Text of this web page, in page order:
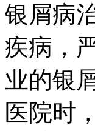
银屑病
疾病，
业的银
医院时